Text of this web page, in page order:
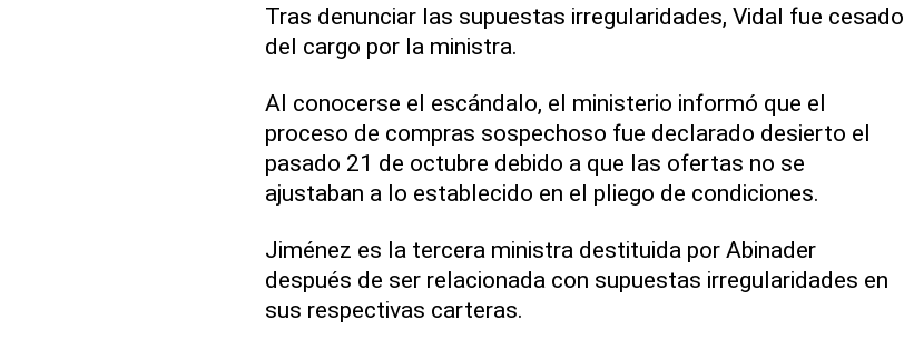
Tras denunciar las supuestas irregularidades, Vidal fue cesado
del cargo por la ministra.
Al conocerse el escándalo, el ministerio informó que el
proceso de compras sospechoso fue declarado desierto el
pasado 21 de octubre debido a que las ofertas no se
ajustaban a lo establecido en el pliego de condiciones.
Jiménez es la tercera ministra destituida por Abinader
después de ser relacionada con supuestas irregularidades en
sus respectivas carteras.